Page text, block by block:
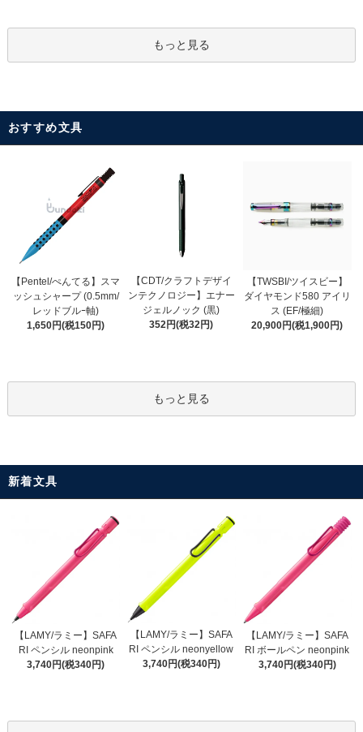
もっと見る
おすすめ文具
【Pentel/ぺんてる】スマ
ッシュシャープ (0.5mm/
レッドブルｰ軸)
1,650円(税150円)
【CDT/クラフトデザイ
ンテクノロジー】エナー
ジェルノック (黒)
352円(税32円)
【TWSBI/ツイスビー】
ダイヤモンド580 アイリ
ス (EF/極細)
20,900円(税1,900円)
もっと見る
新着文具
【LAMY/ラミー】SAFA
RI ペンシル neonpink
3,740円(税340円)
【LAMY/ラミー】SAFA
RI ペンシル neonyellow
3,740円(税340円)
【LAMY/ラミー】SAFA
RI ボールペン neonpink
3,740円(税340円)